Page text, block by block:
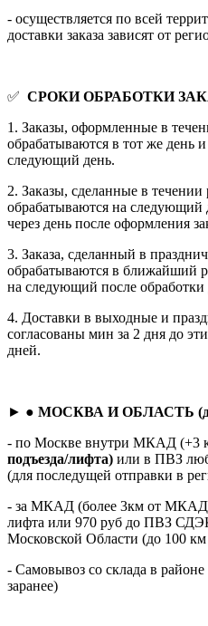
- осуществляется по всей
доставки заказа зависят от
✅ СРОКИ ОБРАБОТКИ
1. Заказы, оформленные в
обрабатываются в тот же день
следующий день.
2. Заказы, сделанные в течении
обрабатываются на следующий
через день после оформления
3. Заказа, сделанный в
обрабатываются в ближайший
на следующий после обработки
4. Доставки в выходные и
согласованы мин за 2 дня до
дней.
► ● МОСКВА И ОБЛАСТЬ
- по Москве внутри МКАД (+3
подъезда/лифта) или в ПВЗ
(для последущей отправки в
- за МКАД (более 3км от МКАД)
лифта или 970 руб до ПВЗ
Московской Области (до 100
- Самовывоз со склада в
заранее)